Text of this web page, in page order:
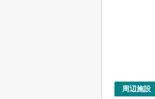
周辺施設